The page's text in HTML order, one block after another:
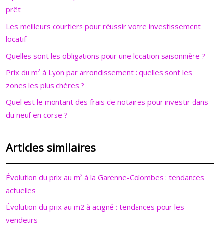
prêt
Les meilleurs courtiers pour réussir votre investissement
locatif
Quelles sont les obligations pour une location saisonnière ?
Prix du m² à Lyon par arrondissement : quelles sont les
zones les plus chères ?
Quel est le montant des frais de notaires pour investir dans
du neuf en corse ?
Articles similaires
Évolution du prix au m² à la Garenne-Colombes : tendances
actuelles
Évolution du prix au m2 à acigné : tendances pour les
vendeurs